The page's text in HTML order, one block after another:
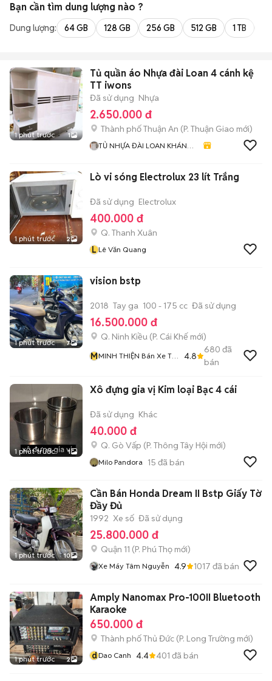
Bạn cần tìm dung lượng nào ?
Dung lượng: 64 GB 128 GB 256 GB 512 GB 1 TB
1 phút trước 1
Tủ quần áo Nhựa đài Loan 4 cánh kệ
TT iwons
Đã sử dụng Nhựa
2.650.000 đ
Thành phố Thuận An (P. Thuận Giao mới)
TỦ NHỰA ĐÀI LOAN KHÁNH
1 phút trước 2
Lò vi sóng Electrolux 23 lít Trắng
Đã sử dụng Electrolux
400.000 đ
Q. Thanh Xuân
L Lê Văn Quang
1 phút trước 7
vision bstp
2018 Tay ga 100 - 175 cc Đã sử dụng
16.500.000 đ
Q. Ninh Kiều (P. Cái Khế mới)
MMINH THIỆN Bán Xe Trả
4.8
680 đã
bán
1 phút trước 1
Xô đựng gia vị Kim loại Bạc 4 cái
Đã sử dụng Khác
40.000 đ
Q. Gò Vấp (P. Thông Tây Hội mới)
Milo Pandora 15 đã bán
1 phút trước 10
Cần Bán Honda Dream II Bstp Giấy Tờ
Đầy Đủ
1992 Xe số Đã sử dụng
25.800.000 đ
Quận 11 (P. Phú Thọ mới)
Xe Máy Tâm Nguyễn 4.9 1017 đã bán
1 phút trước 2
Amply Nanomax Pro-100II Bluetooth
Karaoke
650.000 đ
Thành phố Thủ Đức (P. Long Trường mới)
dDao Canh 4.4 401 đã bán